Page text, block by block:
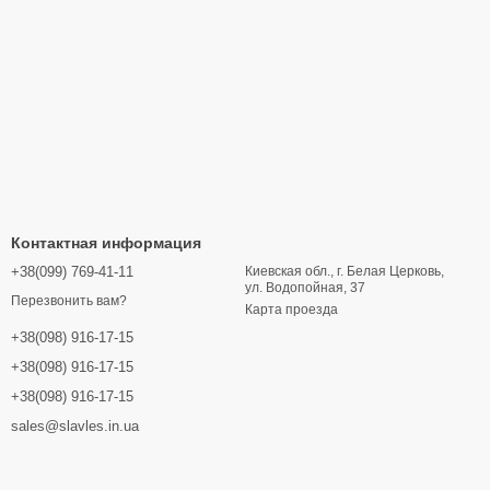
EATON отвечают за работу платформы и шасси.
упрощает формирование траншей вдоль фундаментов,
Kraus корректирует направление копания в доступной
рядом с неподвижными объектами.
положение облегчает движение в ограниченном
шириной 250 мм Экскаватор Berger Kraus сохраняет
Контактная информация
+38(099) 769-41-11
Перезвонить вам?
+38(098) 916-17-15
+38(098) 916-17-15
+38(098) 916-17-15
sales@slavles.in.ua
Киевская обл., г. Белая Церковь,
ул. Водопойная, 37
Карта проезда